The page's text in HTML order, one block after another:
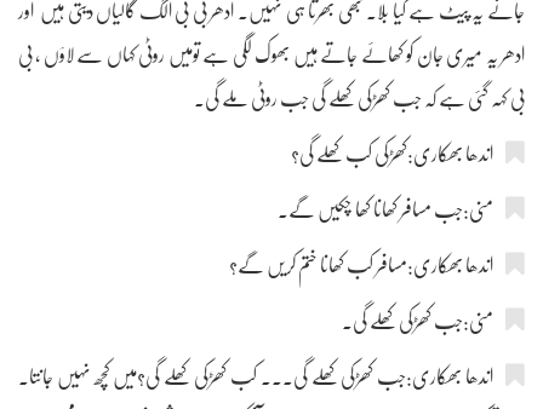
جانے یہ پیٹ ہے کیا بلا۔ کبھی بھرتا ہی نہیں۔ ادھر بی بی الگ گالیاں دیتی ہیں اور
ادھر یہ میری جان کو کھائے جاتے ہیں بھوک لگی ہے تومیں روٹی کہاں سے لاؤں ، بی
بی کہہ گئی ہے کہ جب کھڑکی کھلے گی جب روٹی ملے گی۔
اندھا بھکاری:کھڑکی کب کھلے گی؟
منی:جب مسافر کھانا کھا چکیں گے۔
اندھا بھکاری:مسافر کب کھانا ختم کریں گے؟
منی:جب کھڑکی کھلے گی۔
اندھا بھکاری:جب کھڑکی کھلے گی۔۔۔ کب کھڑکی کھلے گی؟میں کچھ نہیں جانتا۔